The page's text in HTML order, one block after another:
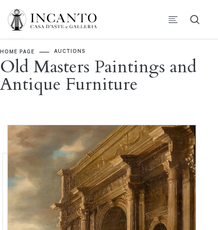
HOME PAGE AUCTIONS
Old Masters Paintings and
Antique Furniture